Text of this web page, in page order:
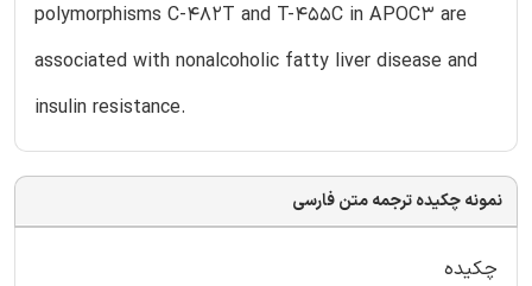
polymorphisms C-482T and T-455C in APOC3 are
associated with nonalcoholic fatty liver disease and
insulin resistance.
نمونه چکیده ترجمه متن فارسی
چکیده